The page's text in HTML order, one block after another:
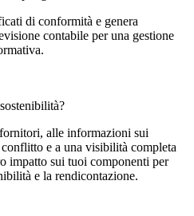
di conformità e genera
contabile per una gestione
alle informazioni sui
e a una visibilità completa
impatto sui tuoi componenti per
e la rendicontazione.